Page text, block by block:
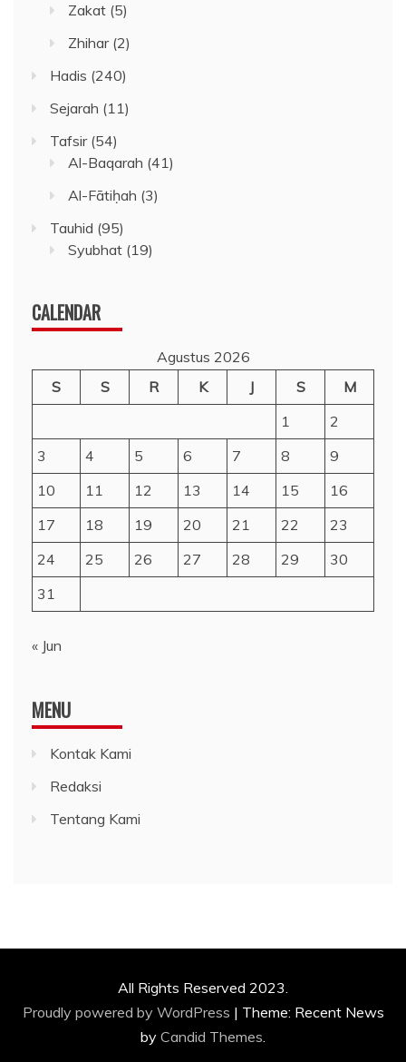
Zakat (5)
Zhihar(2)
Hadis (240)
Sejarah (11)
Tafsir(54)
Al-Baqarah (41)
Al-Fātiḥah (3)
Tauhid (95)
Syubhat (19)
CALENDAR
Agustus 2026
S
S R K J S
M
1
2
3
4 5 6 7 8
9
10
11 12 13 14 15
16
17
18 19 20 21 22
23
24
25 26 27 28 29
30
31
« Jun
MENU
Kontak Kami
Redaksi
Tentang Kami
All Rights Reserved 2023.
Proudly powered by WordPress | Theme: Recent News
by Candid Themes.